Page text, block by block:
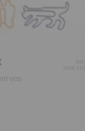
vos
Réf.